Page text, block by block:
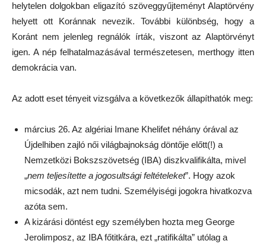
helytelen dolgokban eligazító szöveggyűjteményt Alaptörvény
helyett ott Koránnak nevezik. További különbség, hogy a
Koránt nem jelenleg regnálók írták, viszont az Alaptörvényt
igen. A nép felhatalmazásával természetesen, merthogy itten
demokrácia van.
Az adott eset tényeit vizsgálva a következők állapíthatók meg:
március 26. Az algériai Imane Khelifet néhány órával az
Újdelhiben zajló női világbajnokság döntője előtt(!) a
Nemzetközi Bokszszövetség (IBA) diszkvalifikálta, mivel
„nem teljesítette a jogosultsági feltételeket”. Hogy azok
micsodák, azt nem tudni. Személyiségi jogokra hivatkozva
azóta sem.
A kizárási döntést egy személyben hozta meg George
Jerolimposz, az IBA főtitkára, ezt „ratifikálta” utólag a